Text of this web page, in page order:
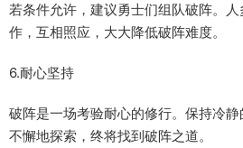
若条件允许，建议勇士们组队破阵。
作，互相照应，大大降低破阵难度。
6.耐心坚持
破阵是一场考验耐心的修行。保持冷
不懈地探索，终将找到破阵之道。